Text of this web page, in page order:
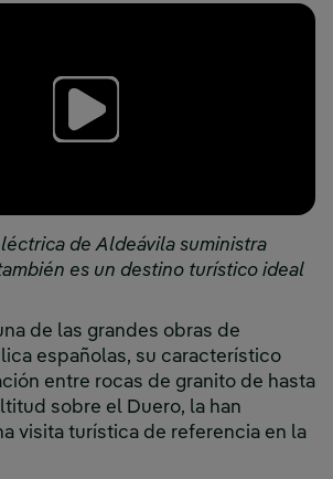
de Aldeávila suministra
es un destino turístico ideal
de las grandes obras de
españolas, su característico
entre rocas de granito de hasta
sobre el Duero, la han
visita turística de referencia en la